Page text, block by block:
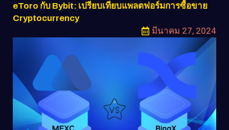
eToro กับ Bybit: เปรียบเทียบแพลตฟอร์มการซื้อขาย
Cryptocurrency
มีนาคม 27, 2024